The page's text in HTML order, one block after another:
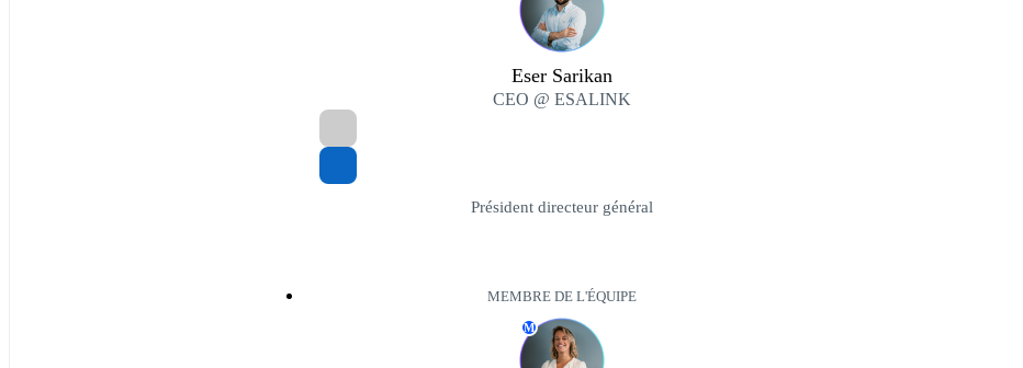
Eser Sarikan
CEO @ ESALINK
Président directeur général
MEMBRE DE L'ÉQUIPE
M